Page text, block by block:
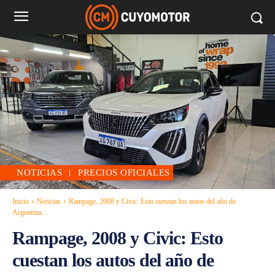
NOTICIAS PRECIOS OFICIALES
Inicio Noticias
Rampage, 2008 y Civic: Esto cuestan los autos del año de
Argentina...
Rampage, 2008 y Civic: Esto
cuestan los autos del año de